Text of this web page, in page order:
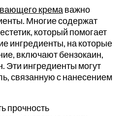
кремаважно
Многие содержат
который помогает
ингредиенты, на которые
включают бензокаин,
Эти ингредиенты могут
связанную с нанесением
прочность